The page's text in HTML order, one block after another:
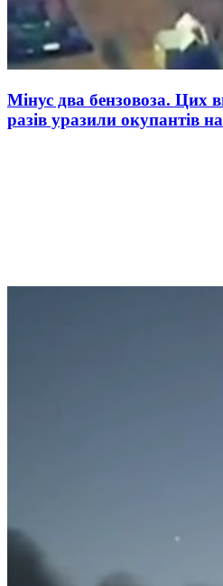
Мінус два бензовоза. Цих
разів уразили окупантів